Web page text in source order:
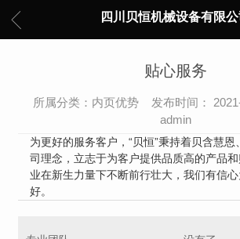
四川贝恒机械设备有限公
贴心服务
所属分类：内页优势 发布时间：
admin
为更好的服务客户，“贝恒”秉持着贝含慧
司理念，立志于为客户提供品质高的产品
业在新生力量下不断前行壮大，我们有信
好。